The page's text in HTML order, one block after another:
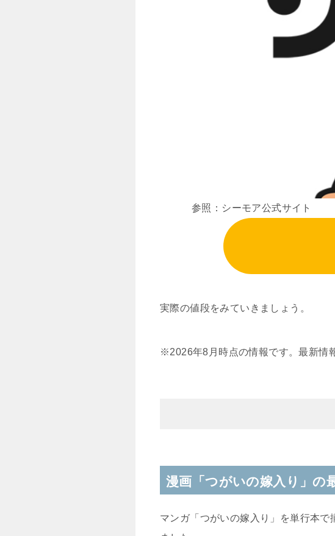
参照：シーモア公式サイト
実際の値段をみていきましょう。
※2026年8月時点の情報です。最新情
漫画「つがいの嫁入り」の
マンガ「つがいの嫁入り」を単行本